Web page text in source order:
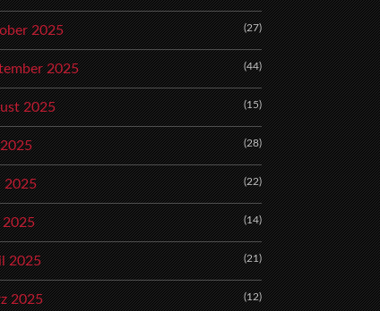
2025 (27)
2025 (44)
2025 (15)
(28)
2025 (22)
(14)
2025 (21)
2025 (12)